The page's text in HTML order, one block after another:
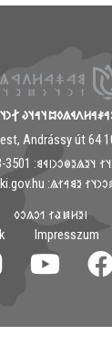
𐳓𐳞𐳯𐳠𐳛𐳙𐳦𐳐 𐳦𐳉𐳖𐳉𐳌𐳛𐳙𐳥𐳁𐳘:
𐳓𐳞𐳯𐳠𐳛𐳙𐳦𐳐 𐳉𐳘𐳀𐳐𐳖:
𐳺𐳉𐳢𐳯𐳟𐳐 𐳒𐳛𐳍𐳛𐳓
Impresszum